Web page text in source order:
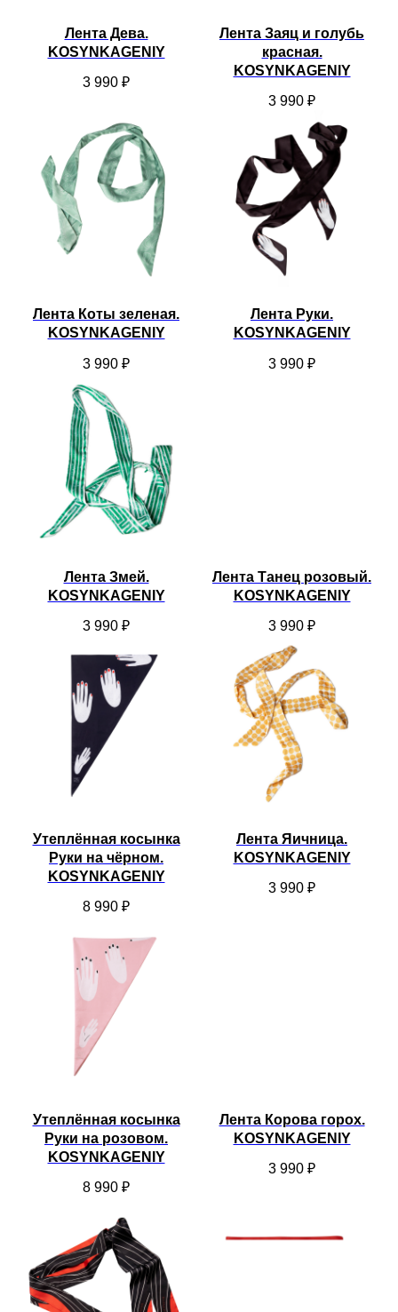
Лента Дева.
KOSYNKAGENIY
3 990 ₽
Лента Заяц и голубь
красная.
KOSYNKAGENIY
3 990 ₽
Лента Коты зеленая.
KOSYNKAGENIY
3 990 ₽
Лента Руки.
KOSYNKAGENIY
3 990 ₽
Лента Змей.
KOSYNKAGENIY
3 990 ₽
Лента Танец розовый.
KOSYNKAGENIY
3 990 ₽
Утеплённая косынка
Руки на чёрном.
KOSYNKAGENIY
8 990 ₽
Лента Яичница.
KOSYNKAGENIY
3 990 ₽
Утеплённая косынка
Руки на розовом.
KOSYNKAGENIY
8 990 ₽
Лента Корова горох.
KOSYNKAGENIY
3 990 ₽